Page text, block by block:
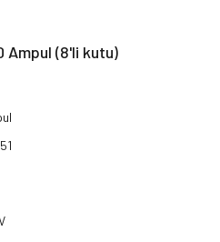
Ampul (8'li kutu)